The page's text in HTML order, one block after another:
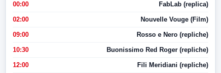
00:00 FabLab (replica)
02:00 Nouvelle Vouge (Film)
09:00 Rosso e Nero (repliche)
10:30 Buonissimo Red Roger (repliche)
12:00 Fili Meridiani (repliche)